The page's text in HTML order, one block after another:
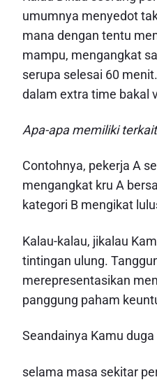
umumnya menyedot
mana dengan tentu
mampu, mengangkat
serupa selesai 60
dalam extra time bakal
Apa-apa memiliki
Contohnya, pekerja A
mengangkat kru A
kategori B mengikat
Kalau-kalau, jikalau
tintingan ulung.
merepresentasikan
panggung paham
Seandainya Kamu
selama masa sekitar